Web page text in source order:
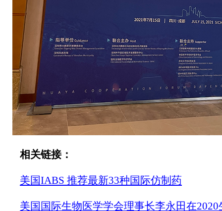
相关链接：
美国IABS 推荐最新33种国际仿制药
美国国际生物医学学会理事长李永田在